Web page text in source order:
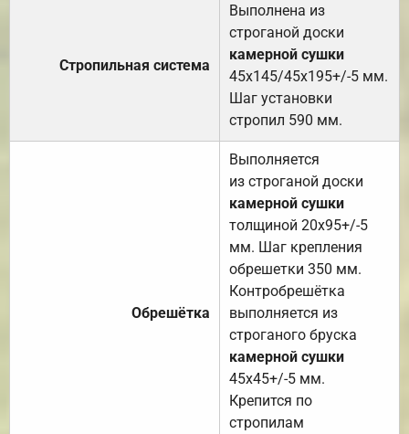
Стропильная система
Выполнена из
строганой доски
камерной сушки
45х145/45х195+/-5 мм.
Шаг установки
стропил 590 мм.
Обрешётка
Выполняется
из строганой доски
камерной сушки
толщиной 20х95+/-5
мм. Шаг крепления
обрешетки 350 мм.
Контробрешётка
выполняется из
строганого бруска
камерной сушки
45х45+/-5 мм.
Крепится по
стропилам